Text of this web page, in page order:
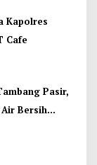
Kapolres
Cafe
Pasir,
Bersih